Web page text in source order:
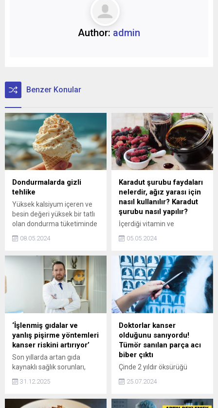
Author: admin
Benzer Konular
Dondurmalarda gizli
tehlike
Yüksek kalsiyum içeren ve
besin değeri yüksek bir tatlı
olan dondurma tüketiminde
Gıda Mühendisleri Odası
Toprak anlattı.
08.05.2024
Karadut şurubu faydaları
nelerdir, ağız yarası için
nasıl kullanılır? Karadut
şurubu nasıl yapılır?
İçerdiği vitamin ve
kolesterolü düşürme, kan
ve menopoz semptomlarını
hafifletmeye yardım eden
karadut özünün faydaları
saymakla bitmiyor. Peki
pamukçuk için karadut
şurubu nasıl kullanılır,
karadut şurubu nasıl yapılır?
05.05.2024
‘İşlenmiş gıdalar ve
yanlış pişirme yöntemleri
kanser riskini artırıyor’
Son yıllarda artan gıda
kaynaklı sağlık sorunları,
uzun vadeli etkilerini
tek bir hatayla değil, yıllar
31.12.2025
Doktorlar kanser
olduğunu sanıyordu!
Tümör sanılan parça acı
biber çıktı
Çinde 2 yıldır öksürüğü
kanserden kaynaklandığı
nedeninin akciğerine kaçmış
25.07.2024